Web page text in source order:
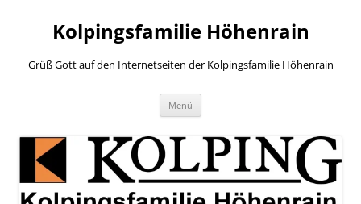
springenKolpingsfamilie Höhenrain
Grüß Gott auf den Internetseiten der Kolpingsfamilie Höhenrain
Menü